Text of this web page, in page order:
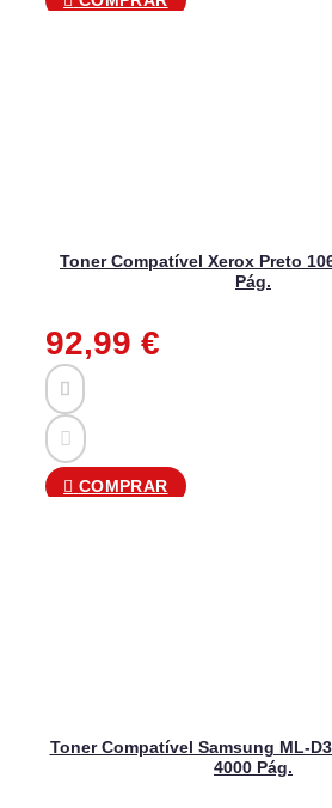
Toner Compatível Xerox Preto
Pág.
92,99 €
COMPRAR
Toner Compatível Samsung ML-
4000 Pág.